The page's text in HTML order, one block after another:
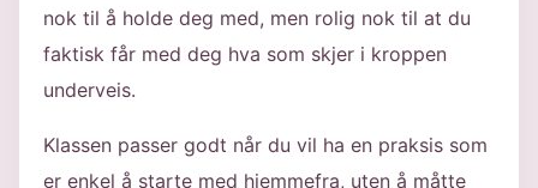
nok til å holde deg med, men rolig nok til at du
faktisk får med deg hva som skjer i kroppen
underveis.
Klassen passer godt når du vil ha en praksis som
er enkel å starte med hjemmefra, uten å måtte